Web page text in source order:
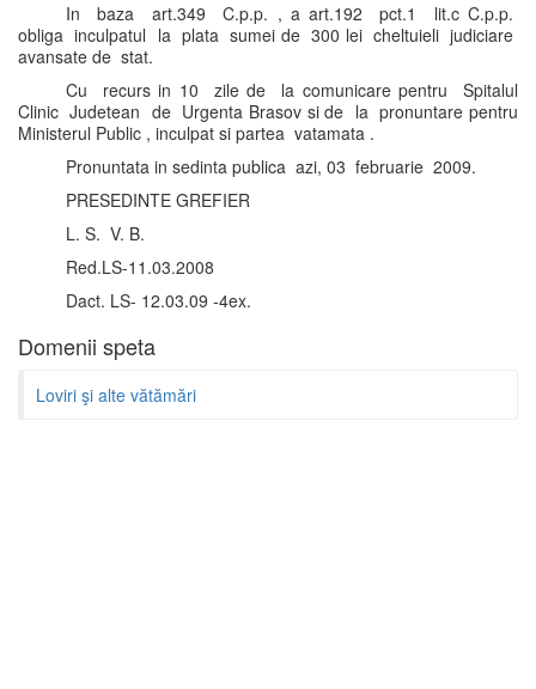
In baza art.349 C.p.p. , a art.192 pct.1 lit.c C.p.p.
obliga inculpatul la plata sumei de 300 lei cheltuieli judiciare
avansate de stat.
Cu recurs in 10 zile de la comunicare pentru Spitalul
Clinic Judetean de Urgenta Brasov si de la pronuntare pentru
Ministerul Public , inculpat si partea vatamata .
Pronuntata in sedinta publica azi, 03 februarie 2009.
PRESEDINTE GREFIER
L. S. V. B.
Red.LS-11.03.2008
Dact. LS- 12.03.09 -4ex.
Domenii speta
Loviri şi alte vătămări